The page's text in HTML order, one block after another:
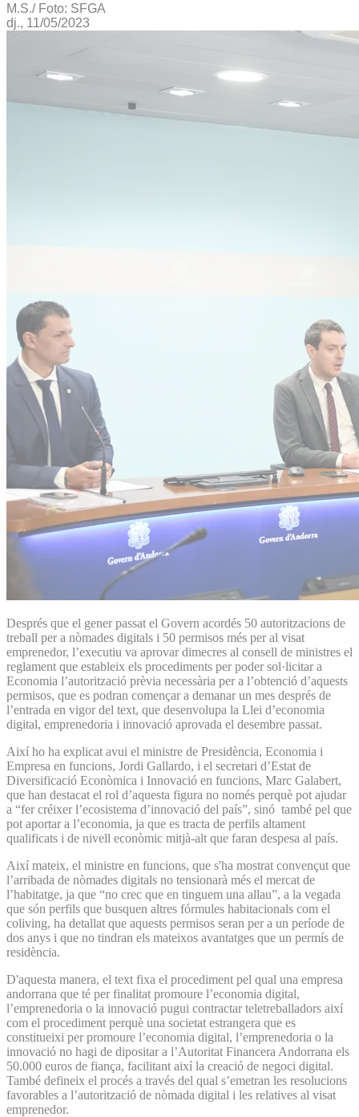
M.S./ Foto: SFGA
dj., 11/05/2023
Després que el gener passat el Govern acordés 50 autoritzacions de
treball per a nòmades digitals i 50 permisos més per al visat
emprenedor, l’executiu va aprovar dimecres al consell de ministres el
reglament que estableix els procediments per poder sol·licitar a
Economia l’autorització prèvia necessària per a l’obtenció d’aquests
permisos, que es podran començar a demanar un mes després de
l’entrada en vigor del text, que desenvolupa la Llei d’economia
digital, emprenedoria i innovació aprovada el desembre passat.
Així ho ha explicat avui el ministre de Presidència, Economia i
Empresa en funcions, Jordi Gallardo, i el secretari d’Estat de
Diversificació Econòmica i Innovació en funcions, Marc Galabert,
que han destacat el rol d’aquesta figura no només perquè pot ajudar
a “fer créixer l’ecosistema d’innovació del país”, sinó també pel que
pot aportar a l’economia, ja que es tracta de perfils altament
qualificats i de nivell econòmic mitjà-alt que faran despesa al país.
Així mateix, el ministre en funcions, que s'ha mostrat convençut que
l’arribada de nòmades digitals no tensionarà més el mercat de
l’habitatge, ja que “no crec que en tinguem una allau”, a la vegada
que són perfils que busquen altres fórmules habitacionals com el
coliving, ha detallat que aquests permisos seran per a un període de
dos anys i que no tindran els mateixos avantatges que un permís de
residència.
D'aquesta manera, el text fixa el procediment pel qual una empresa
andorrana que té per finalitat promoure l’economia digital,
l’emprenedoria o la innovació pugui contractar teletreballadors així
com el procediment perquè una societat estrangera que es
constitueixi per promoure l’economia digital, l’emprenedoria o la
innovació no hagi de dipositar a l’Autoritat Financera Andorrana els
50.000 euros de fiança, facilitant així la creació de negoci digital.
També defineix el procés a través del qual s’emetran les resolucions
favorables a l’autorització de nòmada digital i les relatives al visat
emprenedor.